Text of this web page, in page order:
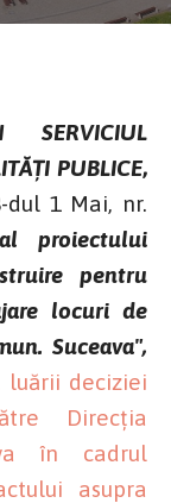
SERVICIUL
PUBLICE,
dul 1 Mai, nr.
proiectului
pentru
locuri de
Suceava",
luării deciziei
Direcția
în cadrul
asupra